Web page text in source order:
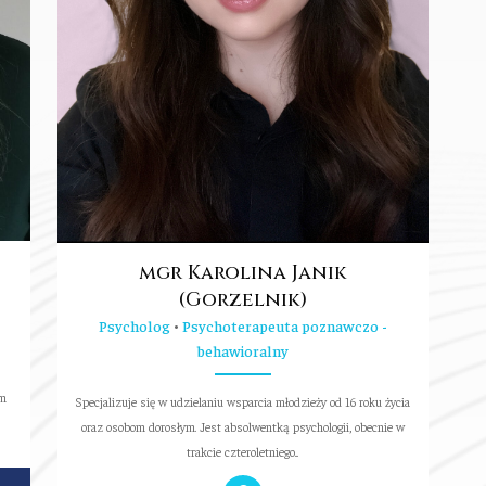
mgr Karolina Janik
(Gorzelnik)
Psycholog• Psychoterapeuta poznawczo -
behawioralny
Specjalizuje się w udzielaniu wsparcia młodzieży od 16 roku życia
oraz osobom dorosłym. Jest absolwentką psychologii, obecnie w
trakcie czteroletniego...